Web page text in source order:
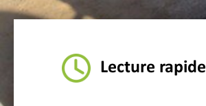
Lecture rapide